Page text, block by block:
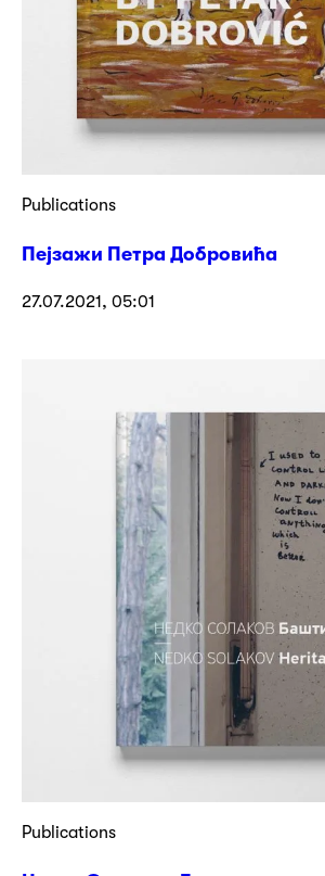
Publications
Пејзажи Петра Добровића
27.07.2021, 05:01
Publications